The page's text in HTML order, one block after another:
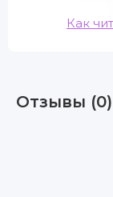
Как
Отзывы (0)